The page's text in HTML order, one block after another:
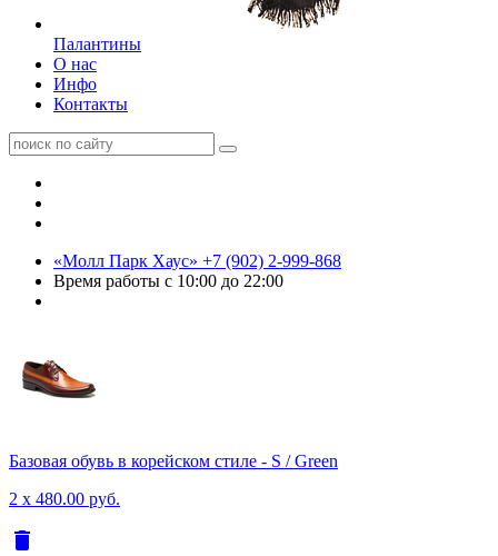
Палантины
О нас
Инфо
Контакты
«Молл Парк Хаус» +7 (902) 2-999-868
Время работы с 10:00 до 22:00
Базовая обувь в корейском стиле - S / Green
2 x 480.00 руб.
delete